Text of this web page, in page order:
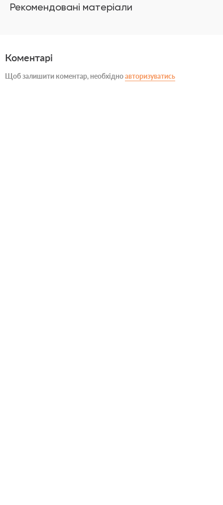
Рекомендовані матеріали
Коментарі
Щоб залишити коментар, необхідноавторизуватись